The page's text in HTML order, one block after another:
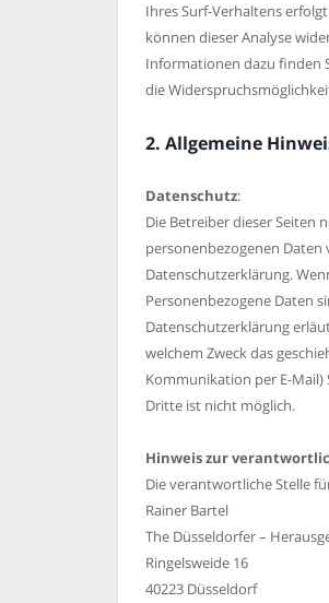
Ihres Surf-Verhaltens
können dieser Analyse
Informationen dazu finden
die
2. Allgemeine
Datenschutz:
Die Betreiber dieser Seiten
personenbezogenen
Datenschutzerklärung.
Personenbezogene Daten
Datenschutzerklärung
welchem Zweck das
Kommunikation per E-Mail)
Dritte ist nicht möglich.
Hinweis zur
Die verantwortliche Stelle
Rainer Bartel
The Düsseldorfer –
Ringelsweide 16
40223 Düsseldorf